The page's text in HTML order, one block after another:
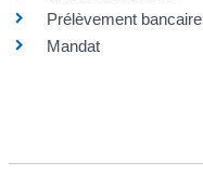
Prélèvement bancaire
Mandat